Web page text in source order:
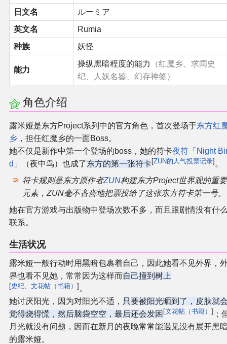
日文名
ルーミア
英文名
Rumia
种族
妖怪
能力
操纵黑暗程度的能力
（红魔乡、求闻史
纪、人妖名鉴、幻存神签）
角色介绍
露米娅是东方Project系列中的官方角色，首次登场于东方红
乡 ，担任红魔乡的一面Boss。
她不仅是新作中第一个登场的boss，她的符卡夜符「Night
d」
（夜中鸟）也成了东方的第一张符卡[ZUN的人气投票记录] 。
符卡规则是东方原作者ZUN构建东方Project世界观的重要
元素，ZUN毫不吝啬地把票投给了这张东方符卡第一号。
她在官方游戏与出版物中登场次数不多，而且跟剧情没有什
联系。
生活状况
露米娅一般行动时用黑暗包裹着自己，因此她看不见外界，
界也看不见她，常常因为这样而自己撞到树上
[史纪 文花帖（书籍） ] 。
她讨厌阳光，因为对阳光不适， 只要被阳光晒到了，皮肤就
觉得烧得慌，然后脑袋空空，最后还会发困 [文花帖（书籍） ] ；
月光就没有问题，因而在新月的夜晚常常能遇见没有展开黑
的露米娅。
同人专辑分类
同人软件列表
同人视频列表
其他形式同人
THB相关项目
THB策划
THB衍生
THB媒体
THB协力
其他
联系管理员
关于THBWiki